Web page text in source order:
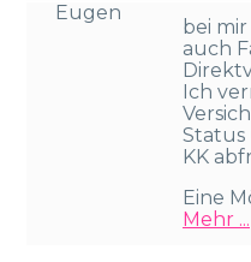
Eugen
bei
auch
Ich
Status
KK
Eine
Mehr ...